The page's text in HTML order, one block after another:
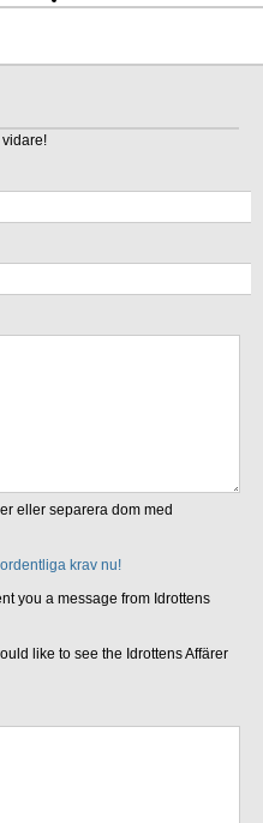
vidare!
eller separera dom med
krav nu!
you a message from Idrottens
like to see the Idrottens Affärer